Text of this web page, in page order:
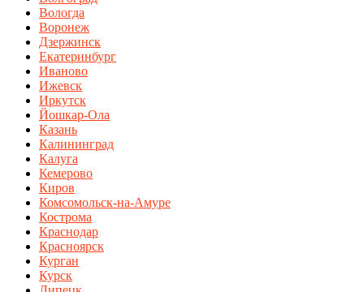
Вологда
Воронеж
Дзержинск
Екатеринбург
Иваново
Ижевск
Иркутск
Йошкар-Ола
Казань
Калининград
Калуга
Кемерово
Киров
Комсомольск-на-Амуре
Кострома
Краснодар
Красноярск
Курган
Курск